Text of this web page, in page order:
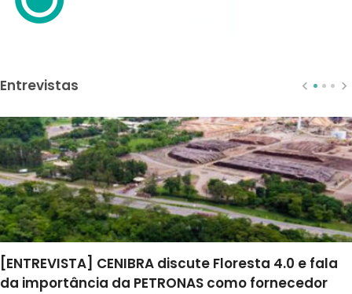
Entrevistas
[ENTREVISTA] CENIBRA discute Floresta 4.0 e fala
da importância da PETRONAS como fornecedor